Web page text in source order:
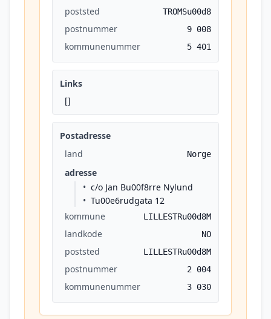
poststed TROMSu00d8
postnummer 9 008
kommunenummer 5 401
Links
[]
Postadresse
land
Norge
adresse
c/o Jan Bu00f8rre Nylund
Tu00e6rudgata 12
kommune
LILLESTRu00d8M
landkode NO
poststed LILLESTRu00d8M
postnummer 2 004
kommunenummer 3 030